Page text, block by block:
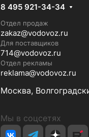
8 495 921-34-34
Отдел продаж
zakaz@vodovoz.ru
Для поставщиков
714@vodovoz.ru
Отдел рекламы
reklama@vodovoz.ru
Москва,
Мы в соцсетях